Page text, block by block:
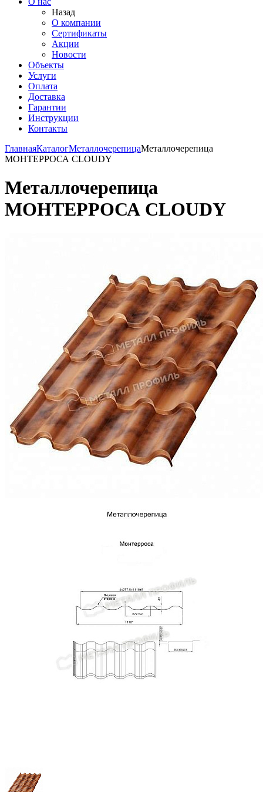
Назад
О компании
Сертификаты
Акции
Новости
Объекты
Услуги
Оплата
Доставка
Гарантии
Инструкции
Контакты
ГлавнаяКаталогМеталлочерепицаМеталлочерепица
МОНТЕРРОСА CLOUDY
Металлочерепица
МОНТЕРРОСА CLOUDY